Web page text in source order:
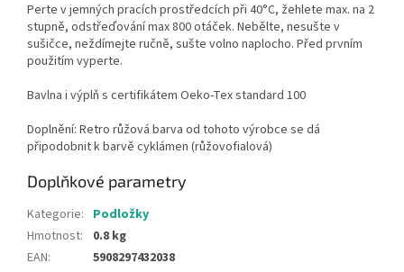
Perte v jemných pracích prostředcích při 40°C, žehlete max. na 2
stupně, odstřeďování max 800 otáček. Nebělte, nesušte v
sušičce, neždímejte ručně, sušte volno naplocho. Před prvním
použitím vyperte.
Bavlna i výplň s certifikátem Oeko-Tex standard 100
Doplnění: Retro růžová barva od tohoto výrobce se dá
připodobnit k barvě cyklámen (růžovofialová)
Doplňkové parametry
Kategorie: Podložky
Hmotnost:
0.8 kg
EAN: 5908297432038